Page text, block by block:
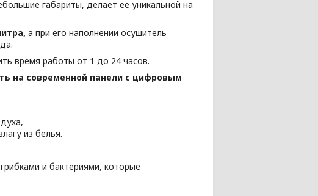
габариты, делает ее уникальной на
а при его наполнении осушитель
время работы от 1 до 24 часов.
на современной панели с цифровым
из белья.
и бактериями, которые